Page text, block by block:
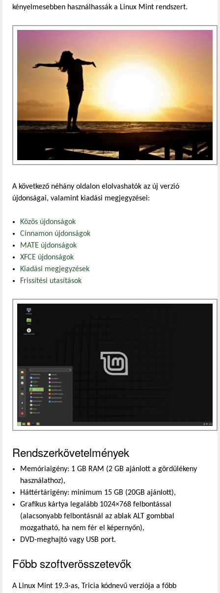
kényelmesebben használhassák a Linux Mint rendszert.
A következő néhány oldalon elolvashatók az új verzió
újdonságai, valamint kiadási megjegyzései:
Közös újdonságok
Cinnamon újdonságok
MATE újdonságok
XFCE újdonságok
Kiadási megjegyzések
Frissítési utasítások
Rendszerkövetelmények
Memóriaigény: 1 GB RAM (2 GB ajánlott a gördülékeny
használathoz),
Háttértárigény: minimum 15 GB (20GB ajánlott),
Grafikus kártya legalább 1024×768 felbontással
(alacsonyabb felbontásnál az ablak ALT gombbal
mozgatható, ha nem fér el képernyőn),
DVD-meghajtó vagy USB port.
Főbb szoftverösszetevők
A Linux Mint 19.3-as, Tricia kódnevű verziója a főbb